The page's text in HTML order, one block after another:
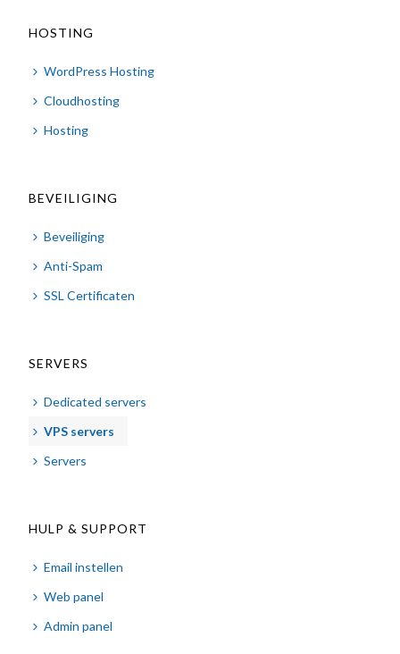
HOSTING
WordPress Hosting
Cloudhosting
Hosting
BEVEILIGING
Beveiliging
Anti-Spam
SSL Certificaten
SERVERS
Dedicated servers
VPS servers
Servers
HULP & SUPPORT
Email instellen
Web panel
Admin panel